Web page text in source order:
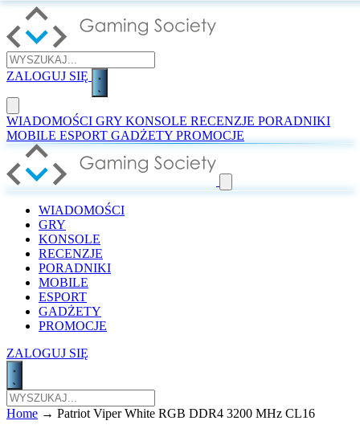
ZALOGUJ SIĘ
WIADOMOŚCI GRY KONSOLE RECENZJE PORADNIKI
MOBILE ESPORT GADŻETY PROMOCJE
WIADOMOŚCI
GRY
KONSOLE
RECENZJE
PORADNIKI
MOBILE
ESPORT
GADŻETY
PROMOCJE
ZALOGUJ SIĘ
Home → Patriot Viper White RGB DDR4 3200 MHz CL16